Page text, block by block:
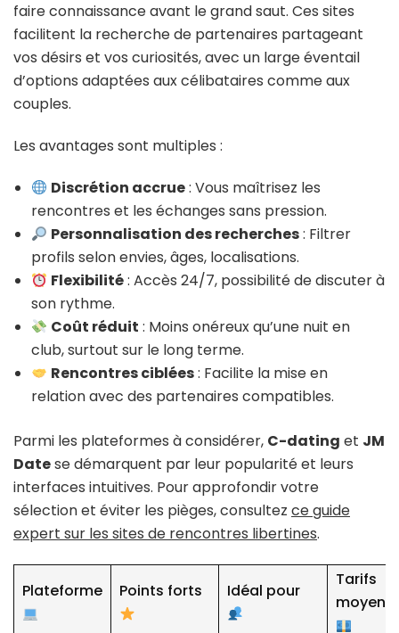
faire connaissance avant le grand saut. Ces sites
facilitent la recherche de partenaires partageant
vos désirs et vos curiosités, avec un large éventail
d’options adaptées aux célibataires comme aux
couples.
Les avantages sont multiples :
Discrétion accrue: Vous maîtrisez les
rencontres et les échanges sans pression.
Personnalisation des recherches: Filtrer
profils selon envies, âges, localisations.
Flexibilité: Accès 24/7, possibilité de discuter à
son rythme.
Coût réduit : Moins onéreux qu’une nuit en
club, surtout sur le long terme.
Rencontres ciblées: Facilite la mise en
relation avec des partenaires compatibles.
Parmi les plateformes à considérer, C-dating et JM
Datese démarquent par leur popularité et leurs
interfaces intuitives. Pour approfondir votre
sélection et éviter les pièges, consultez ce guide
expert sur les sites de rencontres libertines.
Plateforme Points forts Idéal pour
Tarifs
moyens